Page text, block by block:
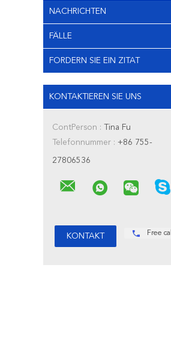
NACHRICHTEN
FÄLLE
FORDERN SIE EIN ZITAT
KONTAKTIEREN SIE UNS
ContPerson : Tina Fu
Telefonnummer : +86 755-
27806536
Free call